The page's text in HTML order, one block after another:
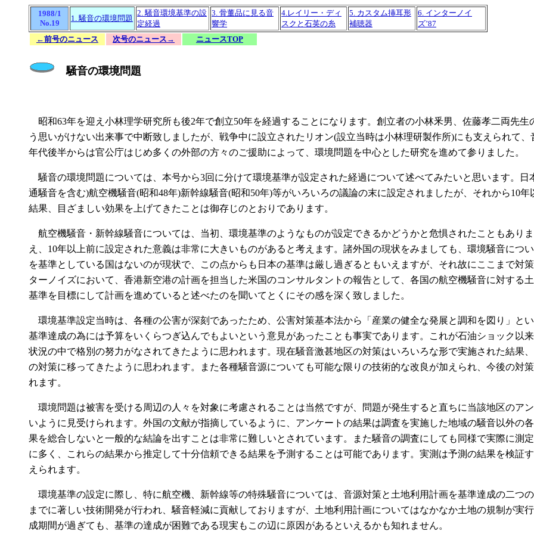
1988/1
No.19
1. 騒音の環境問題
2. 騒音環境基準の設
定経過
3. 骨董品に見る音
響学
4.レイリー・ディ
スクと石英の糸
5. カスタム挿耳形
補聴器
6. インターノイ
ズ’87
←前号のニュース
次号のニュース→ ニュースTOP
騒音の環境問題
昭和63年を迎え小林理学研究所も後2年で創立50年を経過することになります。創立者の小林釆男、佐藤孝二両先
う思いがけない出来事で中断致しましたが、戦争中に設立されたリオン(設立当時は小林理研製作所)にも支えられて
年代後半からは官公庁はじめ多くの外部の方々のご援助によって、環境問題を中心とした研究を進めて参りました。
騒音の環境問題については、本号から3回に分けて環境基準が設定された経過について述べてみたいと思います。
通騒音を含む)航空機騒音(昭和48年)新幹線騒音(昭和50年)等がいろいろの議論の末に設定されましたが、それから10
結果、目ざましい効果を上げてきたことは御存じのとおりであります。
航空機騒音・新幹線騒音については、当初、環境基準のようなものが設定できるかどうかと危惧されたこともあり
え、10年以上前に設定された意義は非常に大きいものがあると考えます。諸外国の現状をみましても、環境騒音につ
を基準としている国はないのが現状で、この点からも日本の基準は厳し過ぎるともいえますが、それ故にここまで対
ターノイズにおいて、香港新空港の計画を担当した米国のコンサルタントの報告として、各国の航空機騒音に対する
基準を目標にして計画を進めていると述べたのを聞いてとくにその感を深く致しました。
環境基準設定当時は、各種の公害が深刻であったため、公害対策基本法から「産業の健全な発展と調和を図り」と
基準達成の為には予算をいくらつぎ込んでもよいという意見があったことも事実であります。これが石油ショック以
状況の中で格別の努力がなされてきたように思われます。現在騒音激甚地区の対策はいろいろな形で実施された結果
の対策に移ってきたように思われます。また各種騒音源についても可能な限りの技術的な改良が加えられ、今後の対
れます。
環境問題は被害を受ける周辺の人々を対象に考慮されることは当然ですが、問題が発生すると直ちに当該地区のア
いように見受けられます。外国の文献が指摘しているように、アンケートの結果は調査を実施した地域の騒音以外の
果を総合しないと一般的な結論を出すことは非常に難しいとされています。また騒音の調査にしても同様で実際に測
に多く、これらの結果から推定して十分信頼できる結果を予測することは可能であります。実測は予測の結果を検証
えられます。
環境基準の設定に際し、特に航空機、新幹線等の特殊騒音については、音源対策と土地利用計画を基準達成の二つ
までに著しい技術開発が行われ、騒音軽減に貢献しておりますが、土地利用計画についてはなかなか土地の規制が実
成期間が過ぎても、基準の達成が困難である現実もこの辺に原因があるといえるかも知れません。